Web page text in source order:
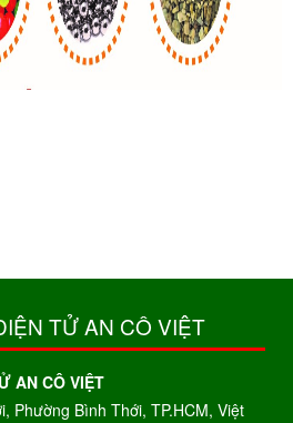
TỬ AN CÔ VIỆT
AN CÔ VIỆT
Phường Bình Thới, TP.HCM, Việt